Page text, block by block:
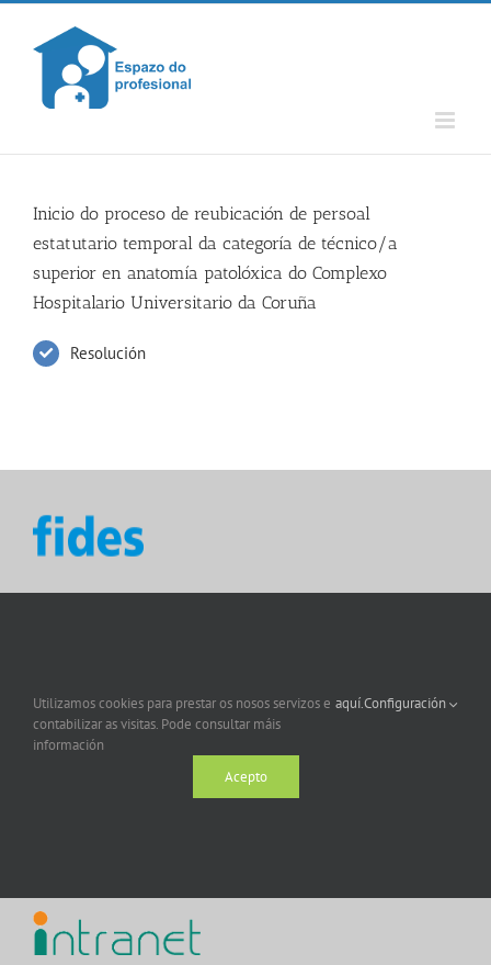
Skip
content
Inicio do proceso de reubicación de persoal
estatutario temporal da categoría de técnico/a
superior en anatomía patolóxica do Complexo
Hospitalario Universitario da Coruña
Resolución
Utilizamos cookies para prestar os nosos servizos e
contabilizar as visitas. Pode consultar máis
información
aquí.Configuración
Acepto